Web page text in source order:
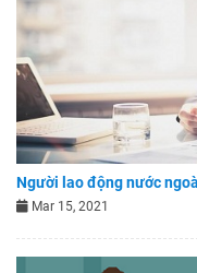
Người lao động nước
Mar 15, 2021